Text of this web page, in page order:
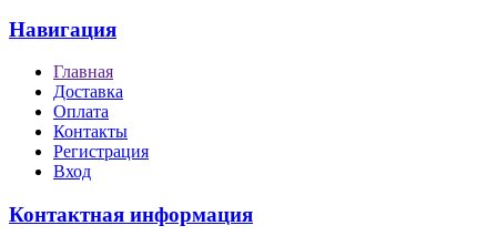
Навигация
Главная
Доставка
Оплата
Контакты
Регистрация
Вход
Контактная информация